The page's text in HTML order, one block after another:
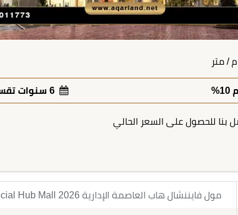
/ متر
بنا للحصول على السعر الحالي
مول فايننشال هاب العاصمة الإدارية 2026 Financial Hub Mall